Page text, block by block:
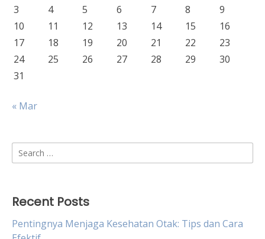
3
4 5 6 7 8
9
10
11 12 13 14 15
16
17
18 19 20 21 22
23
24
25 26 27 28 29
30
31
« Mar
Search
for:
Recent Posts
Pentingnya Menjaga Kesehatan Otak: Tips dan Cara